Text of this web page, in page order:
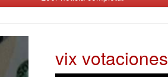
vix votaciones